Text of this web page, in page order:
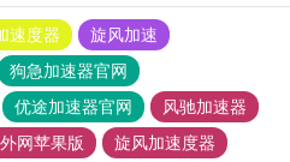
速度器
旋风加速
狗急加速器官网
优途加速器官网
风驰加速器
网苹果版
旋风加速度器